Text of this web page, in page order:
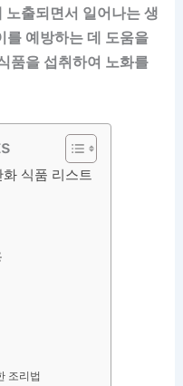
노출되면서 일어나는 생
를 예방하는 데 도움을
품을 섭취하여 노화를
식품 리스트
조리법